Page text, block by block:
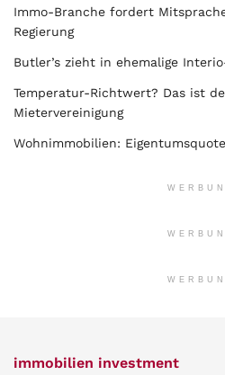
Immo-Branche fordert
Regierung
Butler’s zieht in ehemalige
Temperatur-Richtwert? Das ist
Mietervereinigung
Wohnimmobilien:
immobilien investment